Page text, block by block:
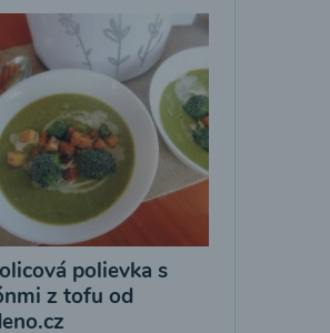
polievka s
z tofu od